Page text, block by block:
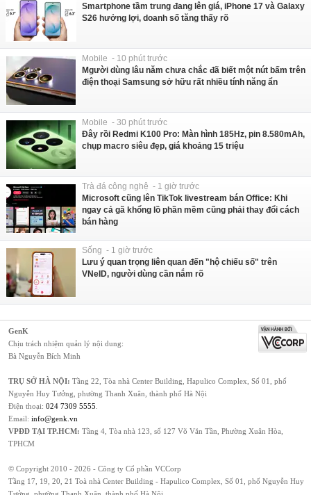
Smartphone tầm trung đang lên giá, iPhone 17 và Galaxy
S26 hưởng lợi, doanh số tăng thấy rõ
Mobile - 10 phút trước
Mgười dùng lâu năm chưa chắc đã biết một nút bấm trên
điện thoại Samsung sở hữu rất nhiều tính năng ẩn
Mobile - 30 phút trước
Đây rồi Redmi K100 Pro: Màn hình 185Hz, pin 8.580mAh,
chụp macro siêu đẹp, giá khoảng 15 triệu
Trà đá công nghệ - 1 giờ trước
Microsoft cũng lên TikTok livestream bán Office: Khi
ngay cả gã khổng lồ phần mềm cũng phải thay đổi cách
bán hàng
Sống - 1 giờ trước
Lưu ý quan trọng liên quan đến "hộ chiếu số" trên
VNeID, người dùng cần nắm rõ
GenK
Chịu trách nhiệm quản lý nội dung:
Bà Nguyễn Bích Minh
TRỤ SỞ HÀ NỘI: Tầng 22, Tòa nhà Center Building, Hapulico Complex, Số 01, phố
Nguyễn Huy Tưởng, phường Thanh Xuân, thành phố Hà Nội
Điện thoại: 024 7309 5555
Email: info@genk.vn
VPĐD TẠI TP.HCM: Tầng 4, Tòa nhà 123, số 127 Võ Văn Tần, Phường Xuân Hòa,
TPHCM
© Copyright 2010 - 2026 - Công ty Cổ phần VCCorp
Tầng 17, 19, 20, 21 Toà nhà Center Building - Hapulico Complex, Số 01, phố Nguyễn Huy